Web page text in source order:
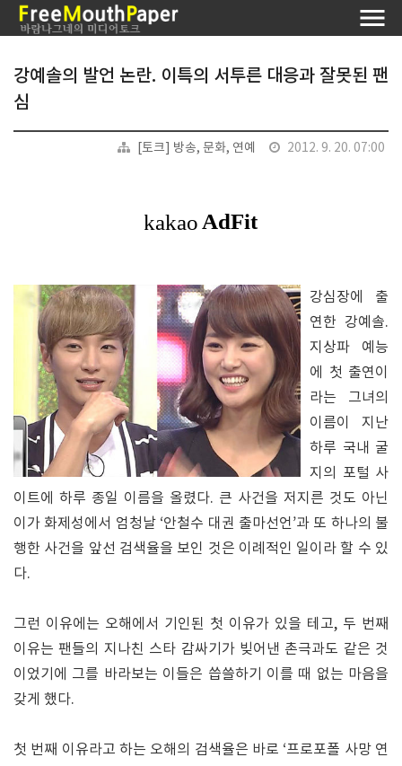
강예솔의 발언 논란. 이특의 서투른 대응과 잘못된 팬
심
[토크] 방송, 문화, 연예 2012. 9. 20. 07:00
강심장에 출
연한 강예솔.
지상파 예능
에 첫 출연이
라는 그녀의
이름이 지난
하루 국내 굴
지의 포털 사
이트에 하루 종일 이름을 올렸다. 큰 사건을 저지른 것도 아닌
이가 화제성에서 엄청날 ‘안철수 대권 출마선언’과 또 하나의 불
행한 사건을 앞선 검색율을 보인 것은 이례적인 일이라 할 수 있
다.
그런 이유에는 오해에서 기인된 첫 이유가 있을 테고, 두 번째
이유는 팬들의 지나친 스타 감싸기가 빚어낸 촌극과도 같은 것
이었기에 그를 바라보는 이들은 씁쓸하기 이를 때 없는 마음을
갖게 했다.
첫 번째 이유라고 하는 오해의 검색율은 바로 ‘프로포폴 사망 연